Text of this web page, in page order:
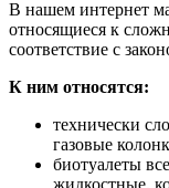
В нашем интернет
относящиеся к
соответствие с
К ним относятся:
технически
газовые
биотуалеты